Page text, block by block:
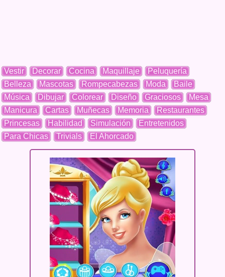
Vestir Decorar Cocina Maquillaje
Peluquería
Belleza
Mascotas Rompecabezas Moda
Baile
Música
Dibujar Colorear Diseño Graciosos
Mesa
Manicura
Cartas Muñecas Memoria
Restaurantes
Princesas
Habilidad Simulación
Entretenidos
Para Chicas
Trivials El Ahorcado